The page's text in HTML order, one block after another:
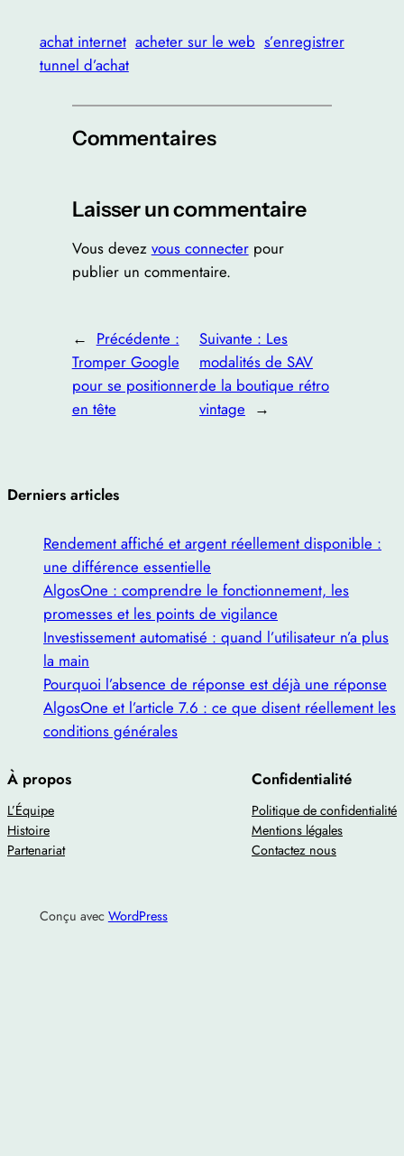
achat internet acheter sur le web s’enregistrer
tunnel d’achat
Commentaires
Laisser un commentaire
Vous devez vous connecterpour
publier un commentaire.
← Précédente :
Tromper Google
pour se positionner
en tête
Suivante : Les
modalités de SAV
de la boutique rétro
vintage →
Derniers articles
Rendement affiché et argent réellement disponible :
une différence essentielle
AlgosOne : comprendre le fonctionnement, les
promesses et les points de vigilance
Investissement automatisé : quand l’utilisateur n’a plus
la main
Pourquoi l’absence de réponse est déjà une réponse
AlgosOne et l’article 7.6 : ce que disent réellement les
conditions générales
À propos
L’Équipe
Histoire
Partenariat
Confidentialité
Politique de confidentialité
Mentions légales
Contactez nous
Conçu avec WordPress